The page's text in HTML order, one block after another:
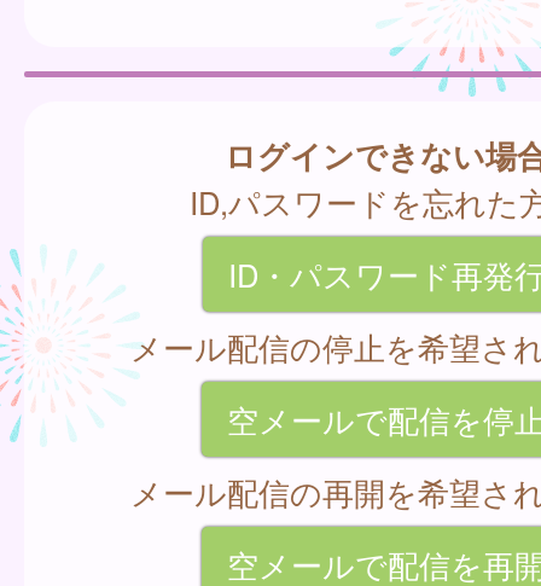
ログインできない場
ID,パスワードを忘れた
ID・パスワード再発
メール配信の停止を希望さ
空メールで配信を停
メール配信の再開を希望さ
空メールで配信を再